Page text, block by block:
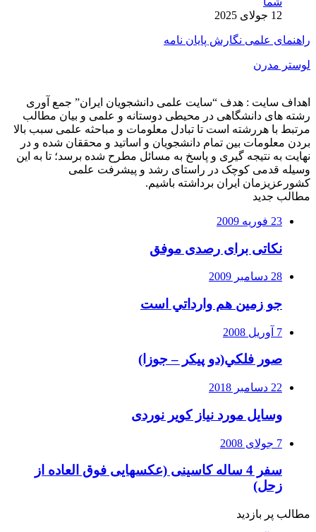
12 جولای 2025
راهنمای علمی نگارش پایان نامه
لوستر مدرن
اهداف سایت : هدف “سایت علمی دانشجویان ایران” جمع آوری
رشته های دانشگاهی در محیطی دوستانه و علمی و بیان مطالب
مرتبط با هررشته است تا تبادل معلومات و مباحثه علمی سبب بالا
بردن معلومات بین تمام دانشجویان و اساتید و محققان شده و در
نهایت به نتیجه گیری و پاسخ به مسائل مطرح شده برسد؛ تا به این
وسیله قدمی کوچک در راستای رشد و پیشرفت علمی
کشورعزیزمان ایران برداشته باشیم.
مطالب جدید
23 فوریه 2009
نکاتی برای رصدی موفق
28 دسامبر 2009
جو زمين هم وارداتي است
7 آوریل 2008
صور فلكي(دو پیکر – جوزا)
22 دسامبر 2018
وسایل مورد نیاز کویر نوردی
7 جولای 2008
سفر 4 ساله کاسینی (عکسهایی فوق العاده از
زحل)
مطالب پر بازدید